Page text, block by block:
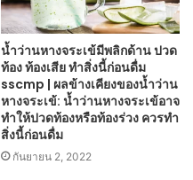
น้ำว่านหางจระเข้มีพลิกด้าน ปวด
ท้อง ท้องเสีย ทำสิ่งนี้ก่อนดื่ม
sscmp | ผลข้างเคียงของน้ำว่าน
หางจระเข้: น้ำว่านหางจระเข้อาจ
ทำให้ปวดท้องหรือท้องร่วง ควรทำ
สิ่งนี้ก่อนดื่ม
กันยายน 2, 2022